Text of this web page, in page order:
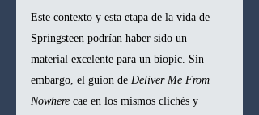
Este contexto y esta etapa de la vida de
Springsteen podrían haber sido un
material excelente para un biopic. Sin
embargo, el guion de Deliver Me From
Nowhere cae en los mismos clichés y